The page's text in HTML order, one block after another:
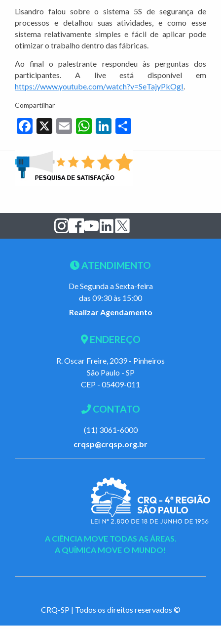
Lisandro falou sobre o sistema 5S de segurança de
processos e detalhou suas atividades, e como esse
sistema relativamente simples e fácil de aplicar pode
otimizar o trabalho dentro das fábricas.
Ao final o palestrante respondeu às perguntas dos
participantes. A live está disponível em
https://www.youtube.com/watch?v=SeTajyPkOgI.
Compartilhar
Facebook
X EmailWhatsApp
LinkedIn
ATENDIMENTO
De Segunda a Sexta-feira
das 09:30 às 15:00
Realizar Agendamento
ENDEREÇO
R. Oscar Freire, 2039 - Pinheiros
São Paulo - SP
CEP - 05409-011
CONTATO
(11) 3061-6000
crqsp@crqsp.org.br
A CIÊNCIA MOVE TODAS AS ÁREAS.
A QUÍMICA MOVE O MUNDO!
CRQ-SP | Todos os direitos reservados ©